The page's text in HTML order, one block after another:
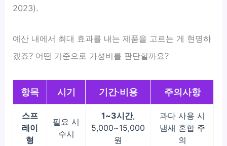
2023).
예산 내에서 최대 효과를 내는 제품을 고르는 게 현명하
겠죠? 어떤 기준으로 가성비를 판단할까요?
항목 시기 기간·비용 주의사항
스프
레이
형
필요 시
수시
1~3시간,
5,000~15,000
원
과다 사용 시
냄새 혼합 주
의